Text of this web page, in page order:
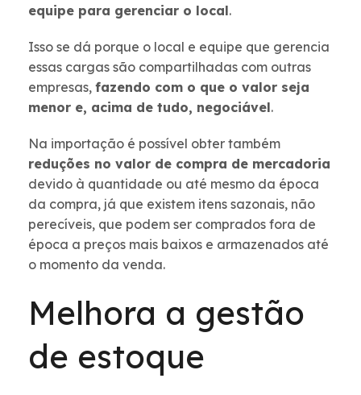
equipe para gerenciar o local.
Isso se dá porque o local e equipe que gerencia
essas cargas são compartilhadas com outras
empresas, fazendo com o que o valor seja
menor e, acima de tudo, negociável.
Na importação é possível obter também
reduções no valor de compra de mercadoria
devido à quantidade ou até mesmo da época
da compra, já que existem itens sazonais, não
perecíveis, que podem ser comprados fora de
época a preços mais baixos e armazenados até
o momento da venda.
Melhora a gestão
de estoque